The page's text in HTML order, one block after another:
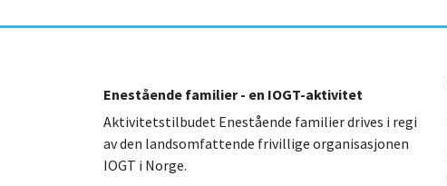
Enestående familier - en IOGT-aktivitet
Aktivitetstilbudet Enestående familier drives i regi
av den landsomfattende frivillige organisasjonen
IOGT i Norge.